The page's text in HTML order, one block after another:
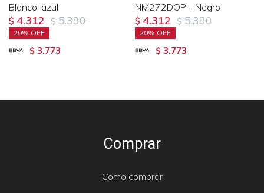
Blanco-azul
$ 4.312 $ 5.390
20
$ 3.773
NM272DOP - Negro
$ 4.312 $ 5.390
20
$ 3.773
Comprar
Como comprar